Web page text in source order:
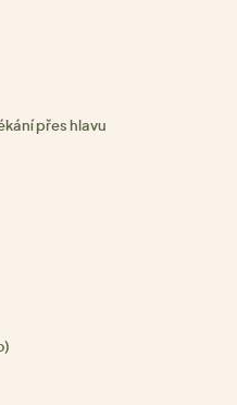
přes hlavu